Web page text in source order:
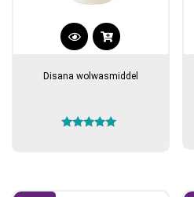
Disana wolwasmiddel